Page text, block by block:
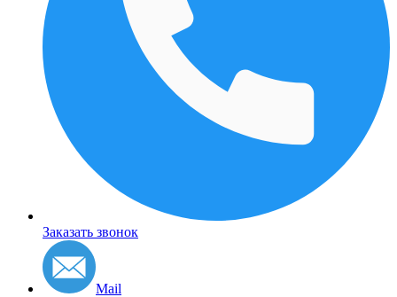
Заказать звонок
Mail